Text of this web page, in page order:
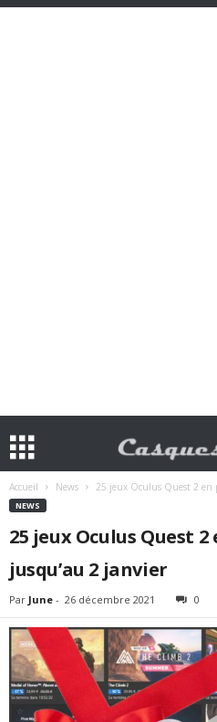
Accueil News 25 jeux Oculus Quest 2 en
NEWS
25 jeux Oculus Quest
jusqu’au 2 janvier
Par June - 26 décembre 2021 0